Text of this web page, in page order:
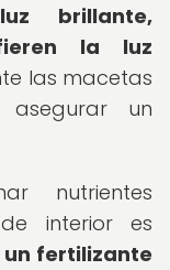
brillante,
la luz
las macetas
un
nutrientes
interior es
un fertilizante